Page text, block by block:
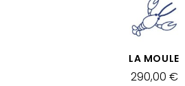
VISTA RÁPIDA
LA MOULE
290,00 €